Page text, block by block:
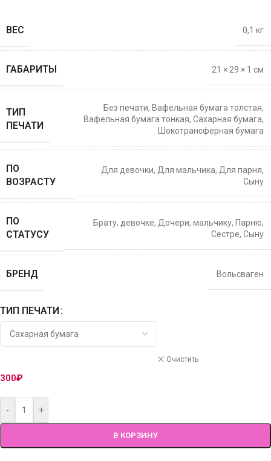
ВЕС 0,1 кг
ГАБАРИТЫ 21 × 29 × 1 см
ТИП
ПЕЧАТИ
Без печати, Вафельная бумага толстая,
Вафельная бумага тонкая, Сахарная бумага,
Шокотрансферная бумага
ПО
ВОЗРАСТУ
Для девочки, Для мальчика, Для парня,
Сыну
ПО
СТАТУСУ
Брату, девочке, Дочери, мальчику, Парню,
Сестре, Сыну
БРЕНД Вольсваген
ТИП ПЕЧАТИ
Очистить
300₽
- +
В КОРЗИНУ